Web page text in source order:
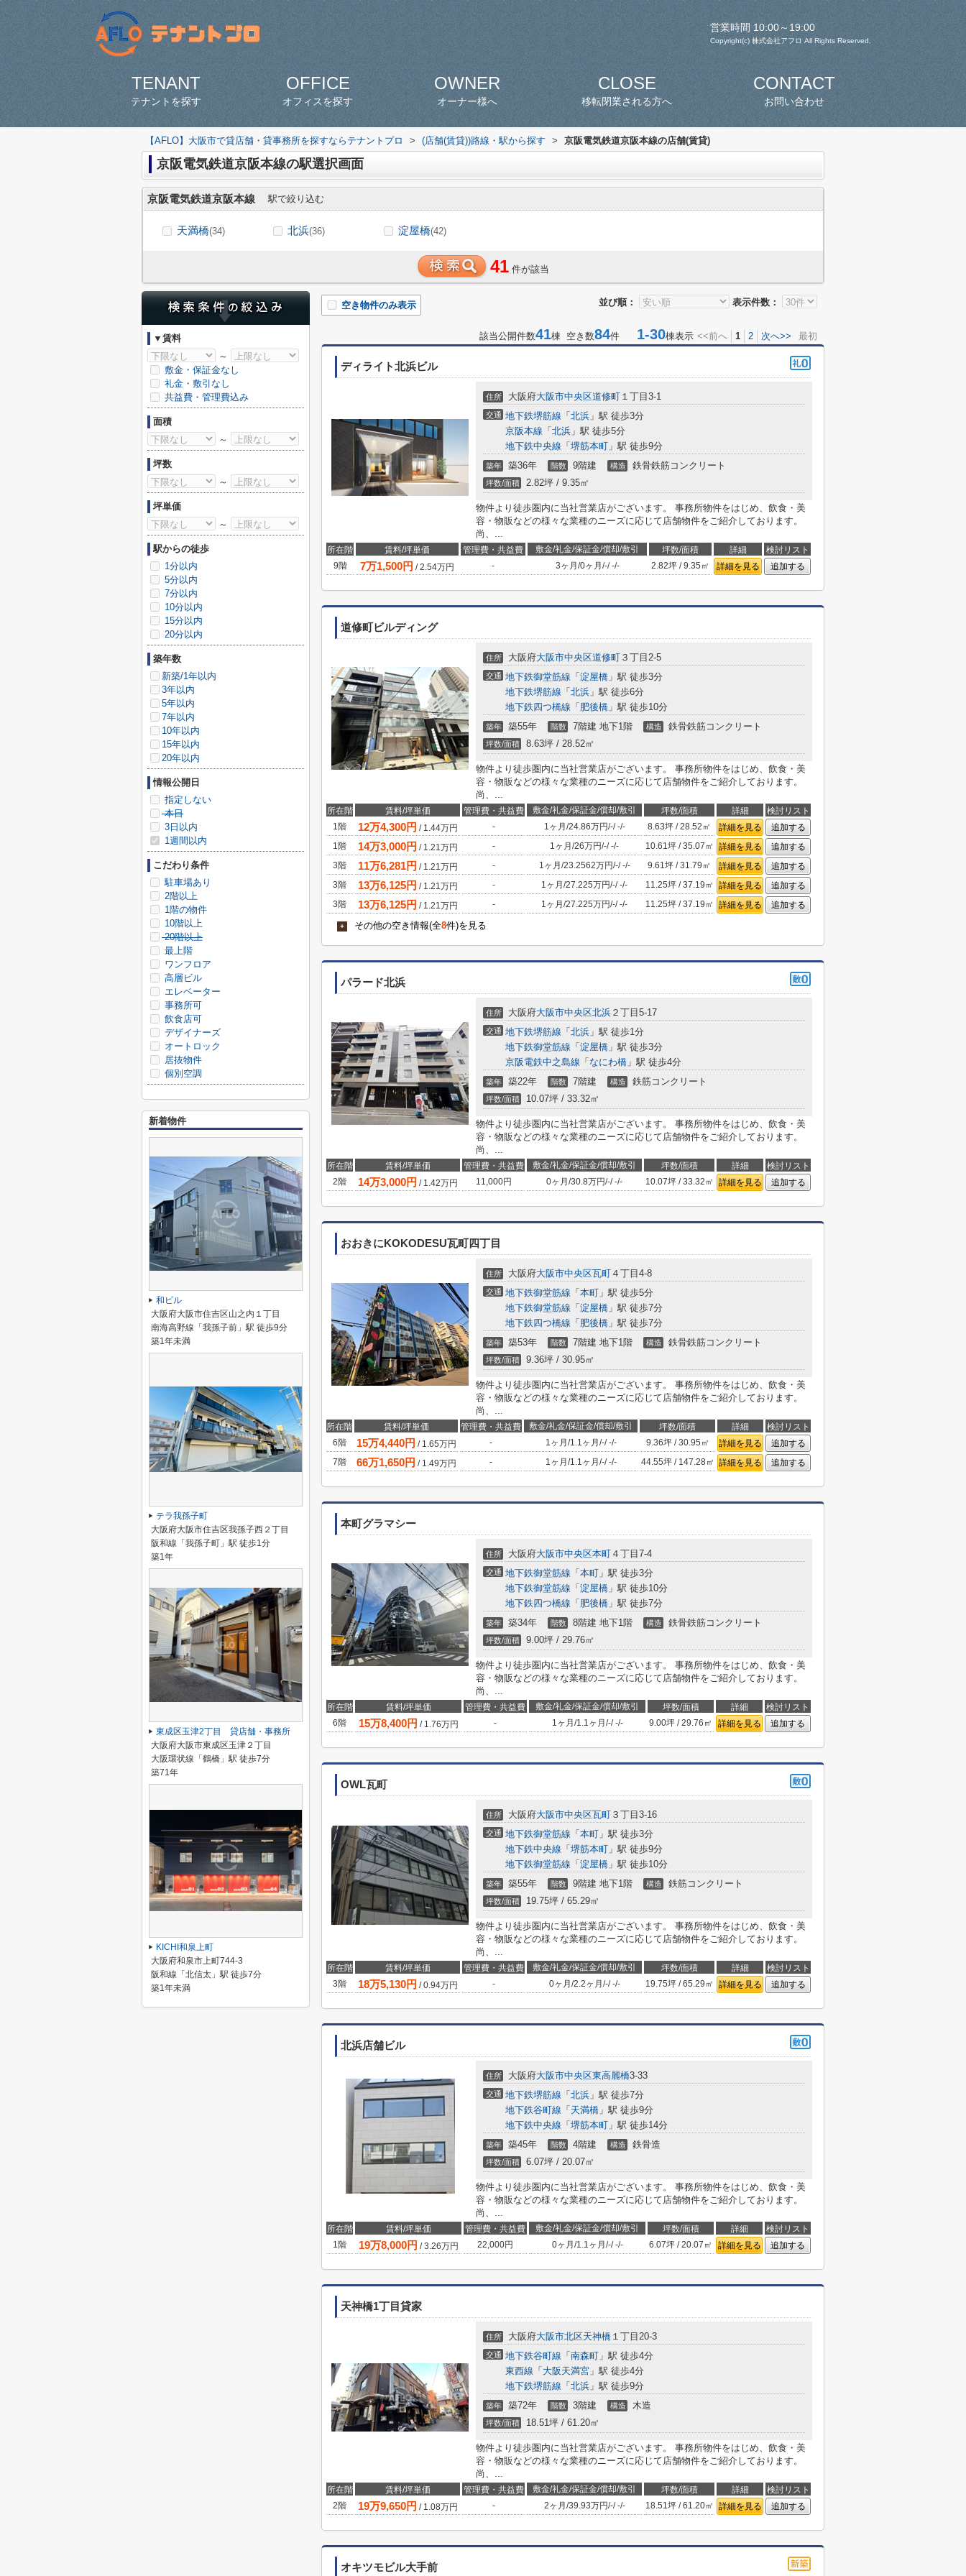
営業時間 10:00～19:00
Copyright(c) 株式会社アフロ All Rights Reserved.
TENANT
テナントを探す
OFFICE
オフィスを探す
OWNER
オーナー様へ
CLOSE
移転閉業される方へ
CONTACT
お問い合わせ
【AFLO】大阪市で貸店舗・貸事務所を探すならテナントプロ > (店舗(賃貸))路線・駅から探す > 京阪電気鉄道京阪本線の店舗(賃貸)
京阪電気鉄道京阪本線の駅選択画面
京阪電気鉄道京阪本線 駅で絞り込む
天満橋(34) 北浜(36) 淀屋橋(42)
41 件が該当
並び順： 表示件数：
空き物件のみ表示
該当公開件数41棟 空き数84件 1-30棟表示 <<前へ 1 2 次へ>> 最初
ディライト北浜ビル
住所 大阪府大阪市中央区道修町 １丁目3-1
交通 地下鉄堺筋線 「 北浜 」駅 徒歩3分
京阪本線 「 北浜 」駅 徒歩5分
地下鉄中央線 「 堺筋本町 」駅 徒歩9分
築年 築36年 階数 9階建 構造 鉄骨鉄筋コンクリート
坪数/面積 2.82坪 / 9.35㎡
物件より徒歩圏内に当社営業店がございます。 事務所物件をはじめ、飲食・美
容・物販などの様々な業種のニーズに応じて店舗物件をご紹介しております。
尚、...
所在階 賃料/坪単価 管理費・共益費 敷金/礼金/保証金/償却/敷引 坪数/面積 詳細
検討リスト
9階
7万1,500円 /2.54万円 - 3ヶ月 /0ヶ月 /-/-/- 2.82坪 / 9.35㎡ 詳細を見る 追加する
道修町ビルディング
住所 大阪府大阪市中央区道修町 ３丁目2-5
交通 地下鉄御堂筋線 「 淀屋橋 」駅 徒歩3分
地下鉄堺筋線 「 北浜 」駅 徒歩6分
地下鉄四つ橋線 「 肥後橋 」駅 徒歩10分
築年 築55年 階数 7階建 地下1階 構造 鉄骨鉄筋コンクリート
坪数/面積 8.63坪 / 28.52㎡
物件より徒歩圏内に当社営業店がございます。 事務所物件をはじめ、飲食・美
容・物販などの様々な業種のニーズに応じて店舗物件をご紹介しております。
尚、...
所在階 賃料/坪単価 管理費・共益費 敷金/礼金/保証金/償却/敷引 坪数/面積 詳細
検討リスト
1階
12万4,300円 / 1.44万円 - 1ヶ月 /24.86万円/-/-/- 8.63坪 / 28.52㎡ 詳細を見る
追加する
1階
14万3,000円 / 1.21万円 - 1ヶ月 /26万円/-/-/- 10.61坪 / 35.07㎡ 詳細を見る
追加する
3階
11万6,281円 / 1.21万円 - 1ヶ月 /23.2562万円/-/-/- 9.61坪 / 31.79㎡ 詳細を見る
追加する
3階
13万6,125円 / 1.21万円 - 1ヶ月 /27.225万円/-/-/- 11.25坪 / 37.19㎡ 詳細を見る
追加する
3階
13万6,125円 / 1.21万円 - 1ヶ月 /27.225万円/-/-/- 11.25坪 / 37.19㎡ 詳細を見る 追加する
+ その他の空き情報(全8件)を見る
パラード北浜
住所 大阪府大阪市中央区北浜 ２丁目5-17
交通 地下鉄堺筋線 「 北浜 」駅 徒歩1分
地下鉄御堂筋線 「 淀屋橋 」駅 徒歩3分
京阪電鉄中之島線 「 なにわ橋 」駅 徒歩4分
築年 築22年 階数 7階建 構造 鉄筋コンクリート
坪数/面積 10.07坪 / 33.32㎡
物件より徒歩圏内に当社営業店がございます。 事務所物件をはじめ、飲食・美
容・物販などの様々な業種のニーズに応じて店舗物件をご紹介しております。
尚、...
所在階 賃料/坪単価 管理費・共益費 敷金/礼金/保証金/償却/敷引 坪数/面積 詳細
検討リスト
2階
14万3,000円 / 1.42万円 11,000円 0ヶ月 /30.8万円/-/-/- 10.07坪 / 33.32㎡ 詳細を見る 追加する
おおきにKOKODESU瓦町四丁目
住所 大阪府大阪市中央区瓦町 ４丁目4-8
交通 地下鉄御堂筋線 「 本町 」駅 徒歩5分
地下鉄御堂筋線 「 淀屋橋 」駅 徒歩7分
地下鉄四つ橋線 「 肥後橋 」駅 徒歩7分
築年 築53年 階数 7階建 地下1階 構造 鉄骨鉄筋コンクリート
坪数/面積 9.36坪 / 30.95㎡
物件より徒歩圏内に当社営業店がございます。 事務所物件をはじめ、飲食・美
容・物販などの様々な業種のニーズに応じて店舗物件をご紹介しております。
尚、...
所在階 賃料/坪単価 管理費・共益費 敷金/礼金/保証金/償却/敷引 坪数/面積 詳細
検討リスト
6階
15万4,440円 / 1.65万円 - 1ヶ月 /1.1ヶ月 /-/-/- 9.36坪 / 30.95㎡ 詳細を見る
追加する
7階
66万1,650円 / 1.49万円 - 1ヶ月 /1.1ヶ月 /-/-/- 44.55坪 / 147.28㎡ 詳細を見る 追加する
本町グラマシー
住所 大阪府大阪市中央区本町 ４丁目7-4
交通 地下鉄御堂筋線 「 本町 」駅 徒歩3分
地下鉄御堂筋線 「 淀屋橋 」駅 徒歩10分
地下鉄四つ橋線 「 肥後橋 」駅 徒歩7分
築年 築34年 階数 8階建 地下1階 構造 鉄骨鉄筋コンクリート
坪数/面積 9.00坪 / 29.76㎡
物件より徒歩圏内に当社営業店がございます。 事務所物件をはじめ、飲食・美
容・物販などの様々な業種のニーズに応じて店舗物件をご紹介しております。
尚、...
所在階 賃料/坪単価 管理費・共益費 敷金/礼金/保証金/償却/敷引 坪数/面積 詳細
検討リスト
6階
15万8,400円 / 1.76万円 - 1ヶ月 /1.1ヶ月 /-/-/- 9.00坪 / 29.76㎡ 詳細を見る 追加する
OWL瓦町
住所 大阪府大阪市中央区瓦町 ３丁目3-16
交通 地下鉄御堂筋線 「 本町 」駅 徒歩3分
地下鉄中央線 「 堺筋本町 」駅 徒歩9分
地下鉄御堂筋線 「 淀屋橋 」駅 徒歩10分
築年 築55年 階数 9階建 地下1階 構造 鉄筋コンクリート
坪数/面積 19.75坪 / 65.29㎡
物件より徒歩圏内に当社営業店がございます。 事務所物件をはじめ、飲食・美
容・物販などの様々な業種のニーズに応じて店舗物件をご紹介しております。
尚、...
所在階 賃料/坪単価 管理費・共益費 敷金/礼金/保証金/償却/敷引 坪数/面積 詳細
検討リスト
3階
18万5,130円 /0.94万円 - 0ヶ月 /2.2ヶ月 /-/-/- 19.75坪 / 65.29㎡ 詳細を見る 追加する
北浜店舗ビル
住所 大阪府大阪市中央区東高麗橋3-33
交通 地下鉄堺筋線 「 北浜 」駅 徒歩7分
地下鉄谷町線 「 天満橋 」駅 徒歩9分
地下鉄中央線 「 堺筋本町 」駅 徒歩14分
築年 築45年 階数 4階建 構造 鉄骨造
坪数/面積 6.07坪 / 20.07㎡
物件より徒歩圏内に当社営業店がございます。 事務所物件をはじめ、飲食・美
容・物販などの様々な業種のニーズに応じて店舗物件をご紹介しております。
尚、...
所在階 賃料/坪単価 管理費・共益費 敷金/礼金/保証金/償却/敷引 坪数/面積 詳細
検討リスト
1階
19万8,000円 /3.26万円 22,000円 0ヶ月 /1.1ヶ月 /-/-/- 6.07坪 / 20.07㎡ 詳細を見る 追加する
天神橋1丁目貸家
住所 大阪府大阪市北区天神橋 １丁目20-3
交通 地下鉄谷町線 「 南森町 」駅 徒歩4分
東西線 「 大阪天満宮 」駅 徒歩4分
地下鉄堺筋線 「 北浜 」駅 徒歩9分
築年 築72年 階数 3階建 構造 木造
坪数/面積 18.51坪 / 61.20㎡
物件より徒歩圏内に当社営業店がございます。 事務所物件をはじめ、飲食・美
容・物販などの様々な業種のニーズに応じて店舗物件をご紹介しております。
尚、...
所在階 賃料/坪単価 管理費・共益費 敷金/礼金/保証金/償却/敷引 坪数/面積 詳細
検討リスト
2階
19万9,650円 / 1.08万円 - 2ヶ月 /39.93万円/-/-/- 18.51坪 / 61.20㎡ 詳細を見る 追加する
オキツモビル大手前
▼賃料
～
敷金・保証金なし
礼金・敷引なし
共益費・管理費込み
面積
～
坪数
～
坪単価
～
駅からの徒歩
1分以内
5分以内
7分以内
10分以内
15分以内
20分以内
築年数
新築/1年以内
3年以内
5年以内
7年以内
10年以内
15年以内
20年以内
情報公開日
指定しない
本日
3日以内
1週間以内
こだわり条件
駐車場あり
2階以上
1階の物件
10階以上
20階以上
最上階
ワンフロア
高層ビル
エレベーター
事務所可
飲食店可
デザイナーズ
オートロック
居抜物件
個別空調
新着物件
和ビル
大阪府大阪市住吉区山之内１丁目
南海高野線「我孫子前」駅 徒歩9分
築1年未満
テラ我孫子町
大阪府大阪市住吉区我孫子西２丁目
阪和線「我孫子町」駅 徒歩1分
築1年
東成区玉津2丁目 貸店舗・事務所
大阪府大阪市東成区玉津２丁目
大阪環状線「鶴橋」駅 徒歩7分
築71年
KICHI和泉上町
大阪府和泉市上町744-3
阪和線「北信太」駅 徒歩7分
築1年未満